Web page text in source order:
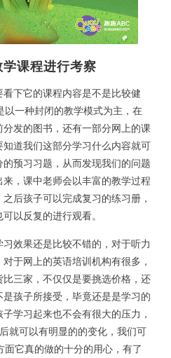
课程进行考察
下它的课程内容是不是比较健
一种封闭的教学模式为主，在
发的图书，还有一部分网上的课
道我们这部分学习什么内容就可
预习习题，从而发现我们的问题
，课中老师会以丰富的教学过程
后孩子可以完成复习的练习册，
以反复的进行观看。
效果还是比较不错的，对于听力
于网上的英语培训机构有很多，
三家，不仅仅是要挑选价格，还
孩子所接受，毕竟还是是学习的
学习起来也不会有很大的压力，
就可以有明显的的变化，我们可
它真的做的十分的用心，有了